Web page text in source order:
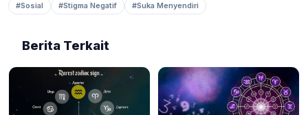
#Sosial
#Stigma Negatif #Suka Menyendiri
Berita Terkait